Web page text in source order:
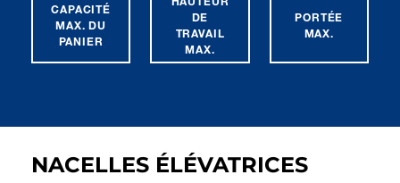
CAPACITÉ
MAX. DU
PANIER
DE
TRAVAIL
MAX.
PORTÉE
MAX.
NACELLES ÉLÉVATRICES